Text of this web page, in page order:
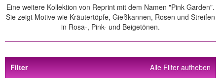
Eine weitere Kollektion von Reprint mit dem Namen "Pink Garden".
Sie zeigt Motive wie Kräutertöpfe, Gießkannen, Rosen und Streifen
in Rosa-, Pink- und Beigetönen.
Alle Filter aufheben
Filter